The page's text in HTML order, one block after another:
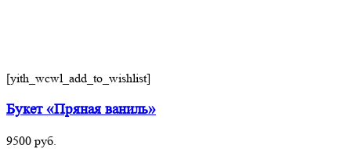
[yith_wcwl_add_to_wishlist]
Букет «Пряная ваниль»
9500 руб.